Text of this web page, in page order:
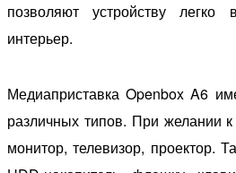
позволяют устройству
интерьер.
Медиаприставка Openbox A6
различных типов. При желании
монитор, телевизор, проектор.